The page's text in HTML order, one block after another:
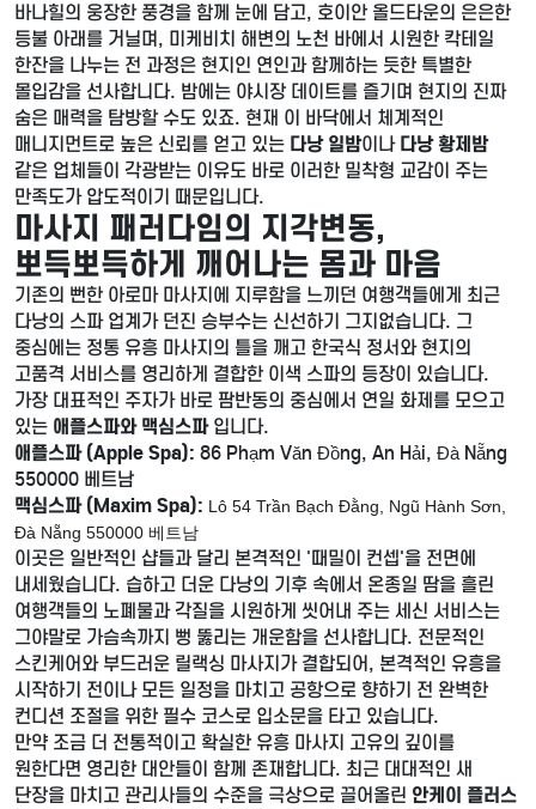
바나힐의 웅장한 풍경을 함께 눈에 담고, 호이안 올드타운의 은은한
등불 아래를 거닐며, 미케비치 해변의 노천 바에서 시원한 칵테일
한잔을 나누는 전 과정은 현지인 연인과 함께하는 듯한 특별한
몰입감을 선사합니다. 밤에는 야시장 데이트를 즐기며 현지의 진짜
숨은 매력을 탐방할 수도 있죠. 현재 이 바닥에서 체계적인
매니지먼트로 높은 신뢰를 얻고 있는 다낭 일밤이나 다낭 황제밤
같은 업체들이 각광받는 이유도 바로 이러한 밀착형 교감이 주는
만족도가 압도적이기 때문입니다.
마사지 패러다임의 지각변동,
뽀득뽀득하게 깨어나는 몸과 마음
기존의 뻔한 아로마 마사지에 지루함을 느끼던 여행객들에게 최근
다낭의 스파 업계가 던진 승부수는 신선하기 그지없습니다. 그
중심에는 정통 유흥 마사지의 틀을 깨고 한국식 정서와 현지의
고품격 서비스를 영리하게 결합한 이색 스파의 등장이 있습니다.
가장 대표적인 주자가 바로 팜반동의 중심에서 연일 화제를 모으고
있는 애플스파와 맥심스파 입니다.
애플스파 (Apple Spa): 86 Phạm Văn Đồng, An Hải, Đà Nẵng
550000 베트남
맥심스파 (Maxim Spa): Lô 54 Trần Bạch Đằng, Ngũ Hành Sơn,
Đà Nẵng 550000 베트남
이곳은 일반적인 샵들과 달리 본격적인 '때밀이 컨셉'을 전면에
내세웠습니다. 습하고 더운 다낭의 기후 속에서 온종일 땀을 흘린
여행객들의 노폐물과 각질을 시원하게 씻어내 주는 세신 서비스는
그야말로 가슴속까지 뻥 뚫리는 개운함을 선사합니다. 전문적인
스킨케어와 부드러운 릴랙싱 마사지가 결합되어, 본격적인 유흥을
시작하기 전이나 모든 일정을 마치고 공항으로 향하기 전 완벽한
컨디션 조절을 위한 필수 코스로 입소문을 타고 있습니다.
만약 조금 더 전통적이고 확실한 유흥 마사지 고유의 깊이를
원한다면 영리한 대안들이 함께 존재합니다. 최근 대대적인 새
단장을 마치고 관리사들의 수준을 극상으로 끌어올린 안케이 플러스